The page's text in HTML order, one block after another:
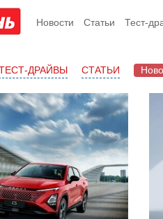
Новости Статьи Тест-
ДРАЙВЫ СТАТЬИ